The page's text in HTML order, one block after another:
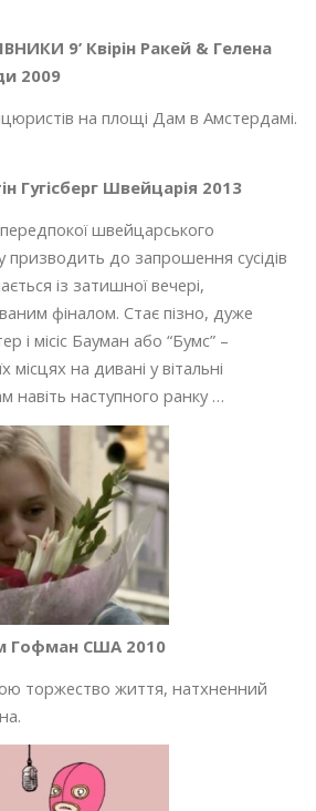
9’ Квірін Ракей & Гелена
2009
на площі Дам в Амстердамі.
Гугісберг Швейцарія 2013
швейцарського
призводить до запрошення сусідів
із затишної вечері,
фіналом. Стає пізно, дуже
і місіс Бауман або “Бумс” –
на дивані у вітальні
навіть наступного ранку …
Гофман США 2010
торжество життя, натхненний